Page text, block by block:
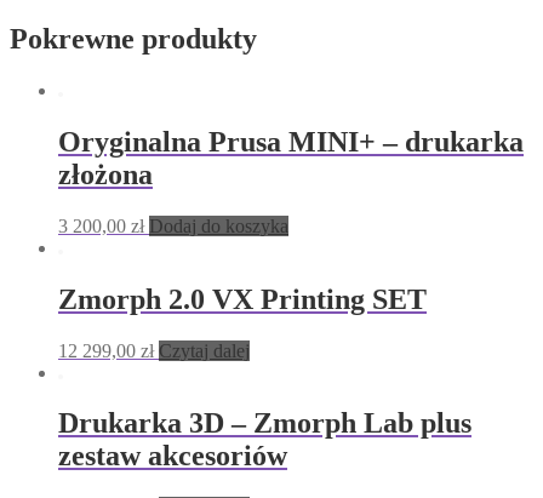
Pokrewne produkty
Oryginalna Prusa MINI+ – drukarka
złożona
3 200,00 zł Dodaj do koszyka
Zmorph 2.0 VX Printing SET
12 299,00 zł Czytaj dalej
Drukarka 3D – Zmorph Lab plus
zestaw akcesoriów